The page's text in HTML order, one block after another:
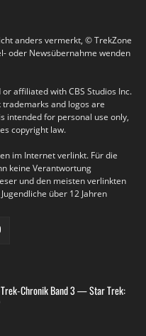
anders vermerkt, © TrekZone
oder Newsübernahme wenden
affiliated with CBS Studios Inc.
and logos are
intended for personal use only,
copyright law.
im Internet verlinkt. Für die
keine Verantwortung
und den meisten verlinkten
über 12 Jahren
Trek-Chronik Band 3 — Star Trek: